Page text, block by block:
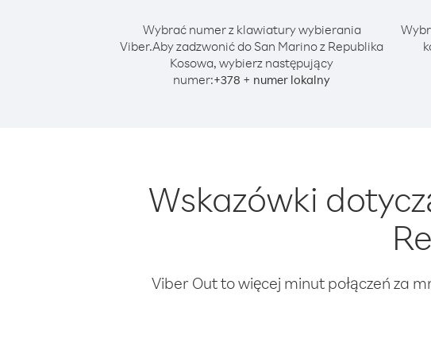
Wybrać numer z klawiatury wybierania
Viber.Aby zadzwonić do San Marino z Republika
Kosowa, wybierz następujący
numer:+378 + numer lokalny
Wskazówki
Viber Out to więcej minut połączeń za